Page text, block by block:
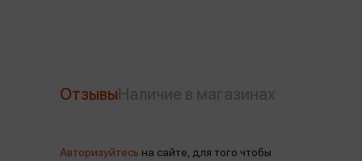
Отзывы
Авторизуйтесь на сайте, для того чтобы